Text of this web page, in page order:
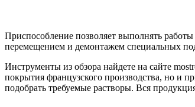
Приспособление позволяет выполнять
перемещением и демонтажем специальных
Инструменты из обзора найдете на сайте
покрытия французского производства, но и
подобрать требуемые растворы. Вся